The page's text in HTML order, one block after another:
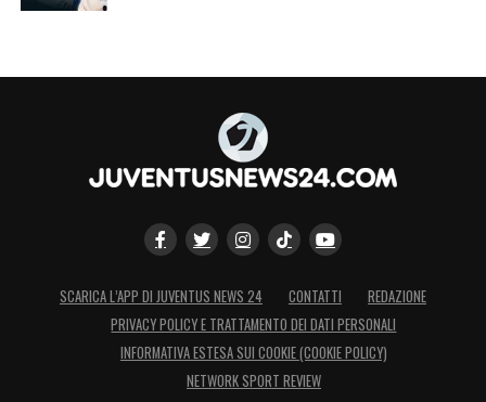
SCARICA L’APP DI JUVENTUS NEWS 24 CONTATTI
REDAZIONE
PRIVACY POLICY E TRATTAMENTO DEI DATI PERSONALI
INFORMATIVA ESTESA SUI COOKIE (COOKIE POLICY)
NETWORK SPORT REVIEW